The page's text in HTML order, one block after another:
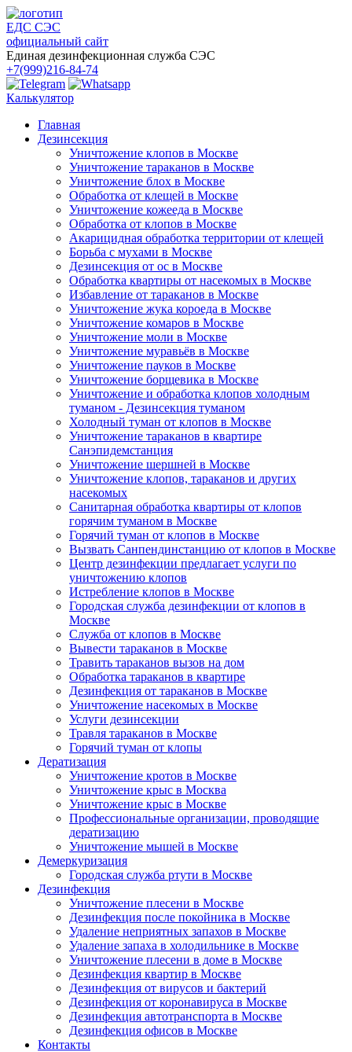
ЕДС СЭС
официальный сайт
Единая дезинфекционная служба СЭС
+7(999)216-84-74
Калькулятор
Главная
Дезинсекция
Уничтожение клопов в Москве
Уничтожение тараканов в Москве
Уничтожение блох в Москве
Обработка от клещей в Москве
Уничтожение кожееда в Москве
Обработка от клопов в Москве
Акарицидная обработка территории от клещей
Борьба с мухами в Москве
Дезинсекция от ос в Москве
Обработка квартиры от насекомых в Москве
Избавление от тараканов в Москве
Уничтожение жука короеда в Москве
Уничтожение комаров в Москве
Уничтожение моли в Москве
Уничтожение муравьёв в Москве
Уничтожение пауков в Москве
Уничтожение борщевика в Москве
Уничтожение и обработка клопов холодным
туманом - Дезинсекция туманом
Холодный туман от клопов в Москве
Уничтожение тараканов в квартире
Санэпидемстанция
Уничтожение шершней в Москве
Уничтожение клопов, тараканов и других
насекомых
Санитарная обработка квартиры от клопов
горячим туманом в Москве
Горячий туман от клопов в Москве
Вызвать Санпендинстанцию от клопов в Москве
Центр дезинфекции предлагает услуги по
уничтожению клопов
Истребление клопов в Москве
Городская служба дезинфекции от клопов в
Москве
Служба от клопов в Москве
Вывести тараканов в Москве
Травить тараканов вызов на дом
Обработка тараканов в квартире
Дезинфекция от тараканов в Москве
Уничтожение насекомых в Москве
Услуги дезинсекции
Травля тараканов в Москве
Горячий туман от клопы
Дератизация
Уничтожение кротов в Москве
Уничтожение крыс в Москва
Уничтожение крыс в Москве
Профессиональные организации, проводящие
дератизацию
Уничтожение мышей в Москве
Демеркуризация
Городская служба ртути в Москве
Дезинфекция
Уничтожение плесени в Москве
Дезинфекция после покойника в Москве
Удаление неприятных запахов в Москве
Удаление запаха в холодильнике в Москве
Уничтожение плесени в доме в Москве
Дезинфекция квартир в Москве
Дезинфекция от вирусов и бактерий
Дезинфекция от коронавируса в Москве
Дезинфекция автотранспорта в Москве
Дезинфекция офисов в Москве
Контакты